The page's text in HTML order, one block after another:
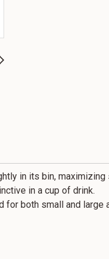
in its bin,
in a cup of drink.
both small and